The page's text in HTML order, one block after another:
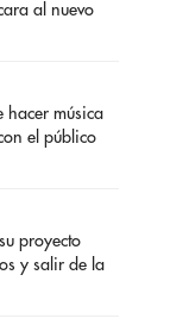
al nuevo
hacer música
el público
proyecto
y salir de la